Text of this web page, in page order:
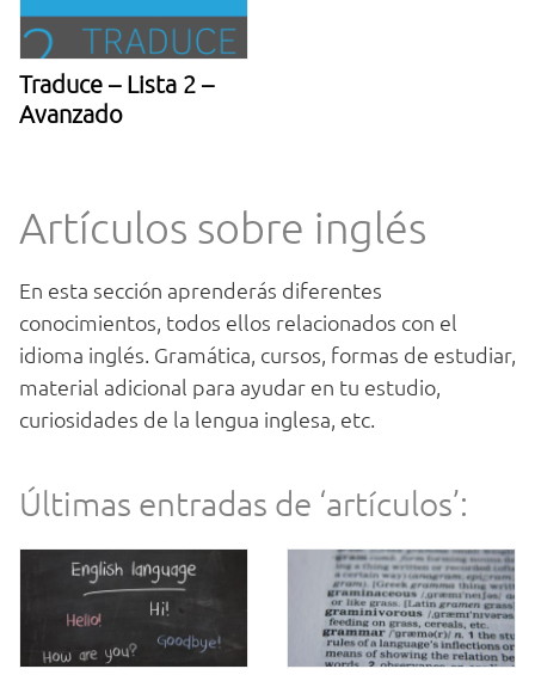
Traduce – Lista 2 –
Avanzado
Artículos sobre inglés
En esta sección aprenderás diferentes
conocimientos, todos ellos relacionados con el
idioma inglés. Gramática, cursos, formas de estudiar,
material adicional para ayudar en tu estudio,
curiosidades de la lengua inglesa, etc.
Últimas entradas de ‘artículos’: